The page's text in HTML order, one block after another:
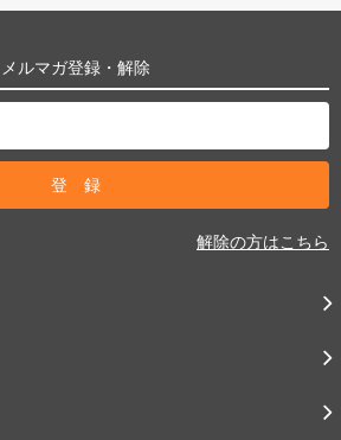
メルマガ登録・解除
解除の方はこちら